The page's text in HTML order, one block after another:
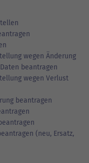
wegen Änderung
beantragen
wegen Verlust
beantragen
(neu, Ersatz,